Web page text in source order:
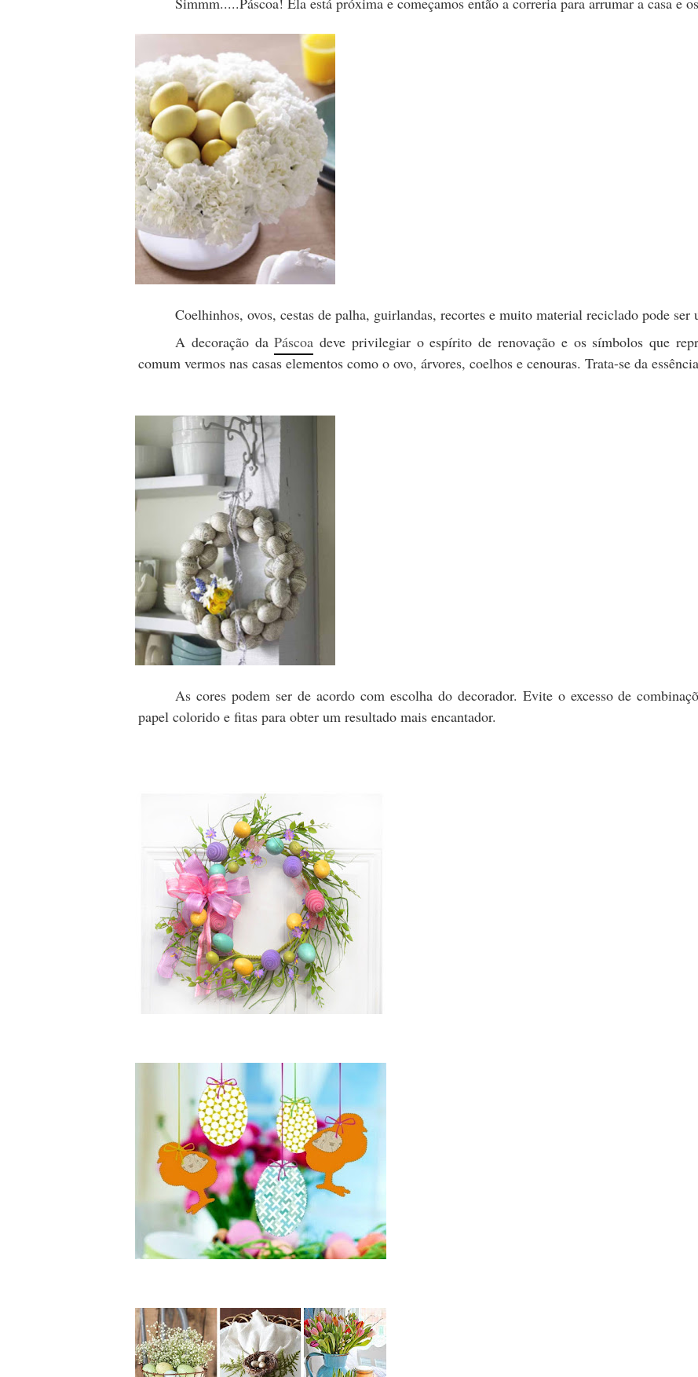
Coelhinhos, ovos, cestas de palha, guirlandas, recortes e muito material reciclado pode ser
A decoração daPáscoa deve privilegiar o espírito de renovação e os símbolos que
comum vermos nas casas elementos como o ovo, árvores, coelhos e cenouras. Trata-se da
As cores podem ser de acordo com escolha do decorador. Evite o excesso de
papel colorido e fitas para obter um resultado mais encantador.